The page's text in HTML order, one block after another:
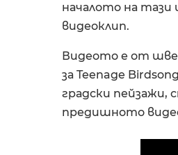
началото на тази
видеоклип.
Видеото е от
за Teenage
градски пейзажи,
предишното